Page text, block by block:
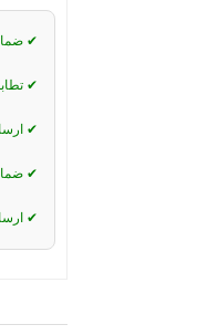
✔
✔
✔
✔
✔